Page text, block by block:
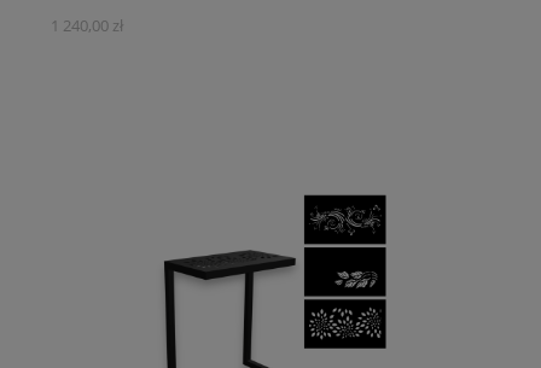
1 240,00 zł
Stwórz solidny i estetyczny stół ogrodowy dokładnie taki,
DO KOSZYKA